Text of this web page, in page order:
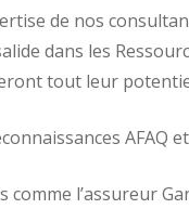
de nos
dans les
tout leur
AFAQ
l’assureur